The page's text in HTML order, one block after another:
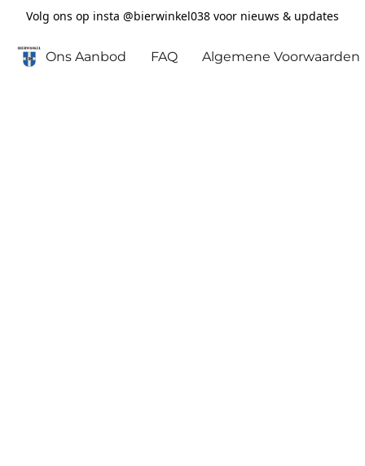
Volg ons op insta @bierwinkel038 voor nieuws & updates
Ons Aanbod FAQ Algemene Voorwaarden